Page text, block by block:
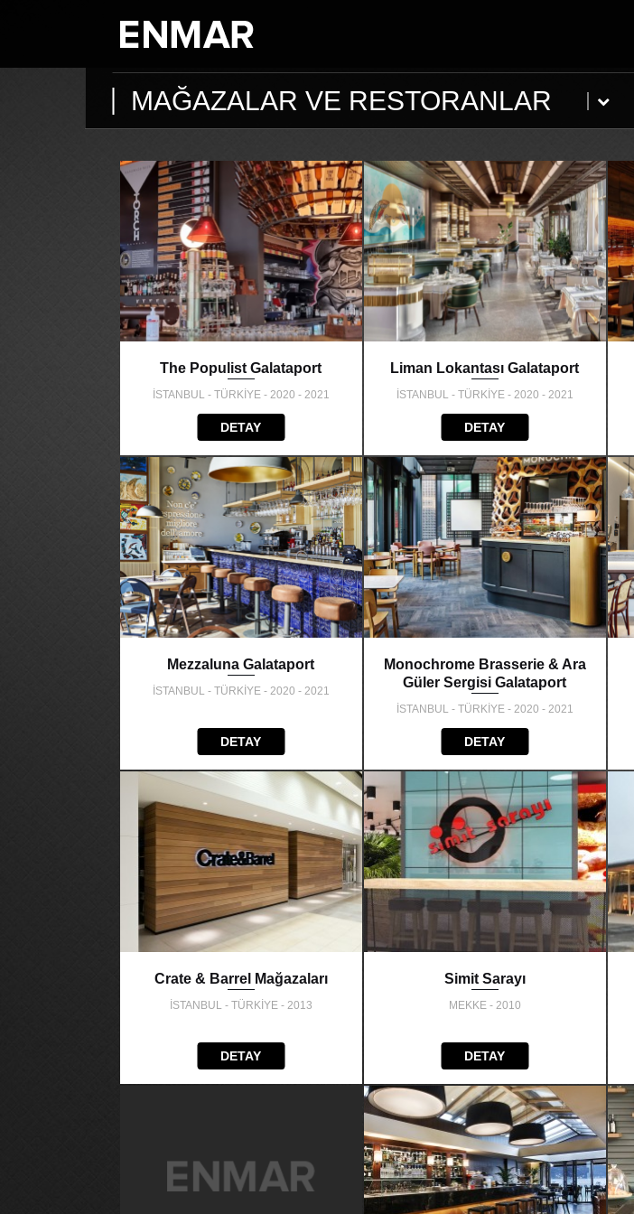
MAĞAZALAR VE RESTORANLAR
The Populist Galataport
İSTANBUL - TÜRKİYE - 2020 - 2021
DETAY
Liman Lokantası Galataport
İSTANBUL - TÜRKİYE - 2020 - 2021
DETAY
Mezzaluna Galataport
İSTANBUL - TÜRKİYE - 2020 - 2021
DETAY
Monochrome Brasserie & Ara
Güler Sergisi Galataport
İSTANBUL - TÜRKİYE - 2020 - 2021
DETAY
Crate & Barrel Mağazaları
İSTANBUL - TÜRKİYE - 2013
DETAY
Simit Sarayı
MEKKE - 2010
DETAY